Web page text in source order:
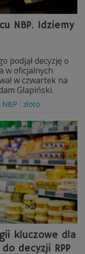
NBP. Idziemy
podjął decyzję o
w oficjalnych
w czwartek na
Glapiński.
NBP złoto
kluczowe dla
decyzji RPP